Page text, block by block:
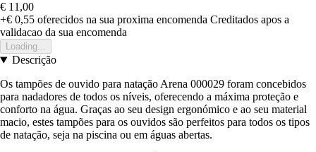
€ 11,00
+€ 0,55 oferecidos na sua proxima encomenda Creditados apos a
validacao da sua encomenda
Loading...
Descrição
Os tampões de ouvido para natação Arena 000029 foram concebidos
para nadadores de todos os níveis, oferecendo a máxima proteção e
conforto na água. Graças ao seu design ergonómico e ao seu material
macio, estes tampões para os ouvidos são perfeitos para todos os tipos
de natação, seja na piscina ou em águas abertas.